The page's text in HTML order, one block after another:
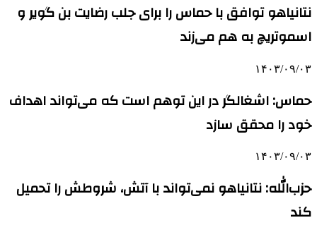
نتانیاهو توافق با حماس را برای جلب رضایت بن گویر و
اسموتریچ به هم می‌زند
۱۴۰۳/۰۹/۰۳
حماس: اشغالگر در این توهم است که می‌تواند اهداف
خود را محقق سازد
۱۴۰۳/۰۹/۰۳
حزب‌الله: نتانیاهو نمی‌تواند با آتش، شروطش را تحمیل
کند